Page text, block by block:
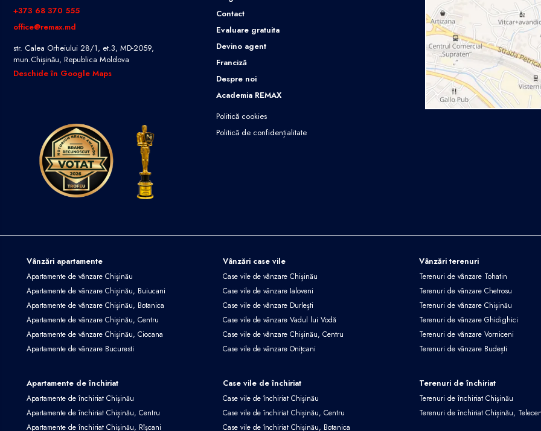
+373 68 370 555
office@remax.md
str. Calea Orheiului 28/1, et.3, MD-2059,
mun.Chișinău, Republica Moldova
Deschide în Google Maps
Contact
Evaluare gratuita
Devino agent
Franciză
Despre noi
Academia REMAX
Politică cookies
Politică de confidențialitate
Vânzări apartamente
Apartamente de vânzare Chișinău
Apartamente de vânzare Chișinău, Buiucani
Apartamente de vânzare Chișinău, Botanica
Apartamente de vânzare Chișinău, Centru
Apartamente de vânzare Chișinău, Ciocana
Apartamente de vânzare Bucuresti
Vânzări case vile
Case vile de vânzare Chișinău
Case vile de vânzare Ialoveni
Case vile de vânzare Durlești
Case vile de vânzare Vadul lui Vodă
Case vile de vânzare Chișinău, Centru
Case vile de vânzare Onițcani
Vânzări terenuri
Terenuri de vânzare Tohatin
Terenuri de vânzare Chetrosu
Terenuri de vânzare Chișinău
Terenuri de vânzare Ghidighici
Terenuri de vânzare Vorniceni
Terenuri de vânzare Budești
Apartamente de închiriat
Apartamente de închiriat Chișinău
Apartamente de închiriat Chișinău, Centru
Apartamente de închiriat Chișinău, Rîșcani
Case vile de închiriat
Case vile de închiriat Chișinău
Case vile de închiriat Chișinău, Centru
Case vile de închiriat Chișinău, Botanica
Terenuri de închiriat
Terenuri de închiriat Chișinău
Terenuri de închiriat Chișinău,